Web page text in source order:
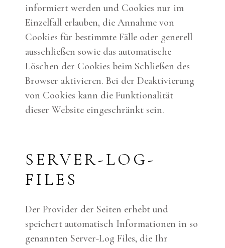
informiert werden und Cookies nur im
Einzelfall erlauben, die Annahme von
Cookies für bestimmte Fälle oder generell
ausschließen sowie das automatische
Löschen der Cookies beim Schließen des
Browser aktivieren. Bei der Deaktivierung
von Cookies kann die Funktionalität
dieser Website eingeschränkt sein.
SERVER-LOG-
FILES
Der Provider der Seiten erhebt und
speichert automatisch Informationen in so
genannten Server-Log Files, die Ihr